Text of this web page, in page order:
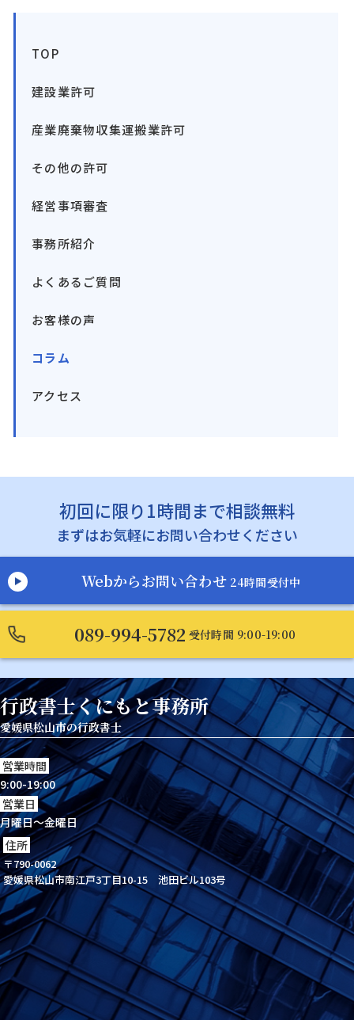
TOP
建設業許可
産業廃棄物収集運搬業許可
その他の許可
経営事項審査
事務所紹介
よくあるご質問
お客様の声
コラム
アクセス
初回に限り1時間まで相談無料
まずはお気軽にお問い合わせください
Webからお問い合わせ 24時間受付中
089-994-5782 受付時間 9:00-19:00
行政書士くにもと事務所
愛媛県松山市の行政書士
営業時間
9:00-19:00
営業日
月曜日～金曜日
住所
〒790-0062
愛媛県松山市南江戸3丁目10-15 池田ビル103号